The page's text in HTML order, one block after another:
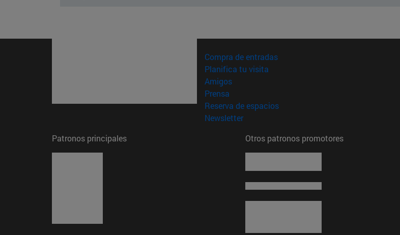
Compra de entradas(abre en nueva ventana)
Planifica tu visita
Amigos(abre en nueva ventana)
Prensa
Reserva de espacios(abre en nueva ventana)
Newsletter(abre en nueva ventana)
Patronos principales
Otros patronos promotores